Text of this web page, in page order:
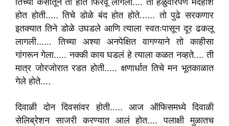
तिच्या केसातून तो हात फिरवू लागला.... ती हळुवारपणे मदहोश
होत होती..... तिचे डोळे बंद होत होते...... तो पुढे सरकणार
इतक्यात तिने डोळे उघडले आणि त्याला स्वतःपासून दूर ढकलू
लागली...... तिच्या अश्या अनपेक्षित वागण्याने तो काहीसा
गांगरून गेला..... नक्की काय घडलं हे त्याला कळत नव्हते.... ती
मात्र जोरजोरात रडत होती..... क्षणार्धात तिचे मन भूतकाळात
गेले होते....
दिवाळी दोन दिवसांवर होती..... आज ऑफिसमध्ये दिवाळी
सेलिब्रेशन साजरी करण्यात आलं होत.... पलाक्षी मुळातच